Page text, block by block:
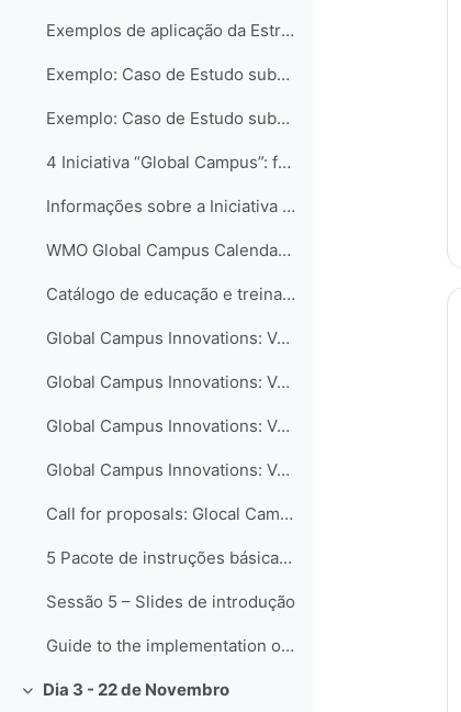
Exemplos de aplicação da Estrutura de Desenvolvime...
Exemplo: Caso de Estudo submetido pela RA-III
Exemplo: Caso de Estudo submetido pela RA-VI
4 Iniciativa “Global Campus”: formas de contribuir...
Informações sobre a Iniciativa Campus Global
WMO Global Campus Calendar of Events
Catálogo de educação e treinamento - COMET MetEd
Global Campus Innovations: Volume I – New Pedagogical Approaches
Global Campus Innovations: Volume II – Curriculum Advances
Global Campus Innovations: Volume III – Collaboration in Education and Training
Global Campus Innovations: Volume IV – Technology-enhanced Learning
Call for proposals: Glocal Campus Innovations 2nd edition
5 Pacote de instruções básicas para meteorologista...
Sessão 5 – Slides de introdução
Guide to the implementation of Education and Training Standards in Meteorology and Hydrology (WMO-No.1083) - EN, FR, ES
Свернуть
Dia 3 - 22 de Novembro